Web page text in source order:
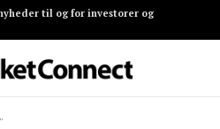
til og for investorer og